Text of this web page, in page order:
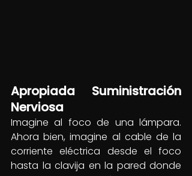
Apropiada Suministración
Nerviosa
Imagine al foco de una lámpara.
Ahora bien, imagine al cable de la
corriente eléctrica desde el foco
hasta la clavija en la pared donde